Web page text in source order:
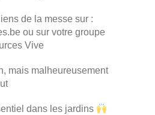
de la messe sur :
ou sur votre groupe
Vive
mais malheureusement
dans les jardins